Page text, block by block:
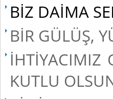
BİZ DAİMA
BİR GÜLÜŞ,
İHTİYACIMIZ
KUTLU